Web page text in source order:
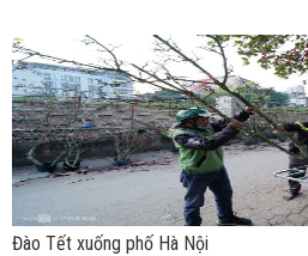
Đào Tết xuống phố Hà Nội